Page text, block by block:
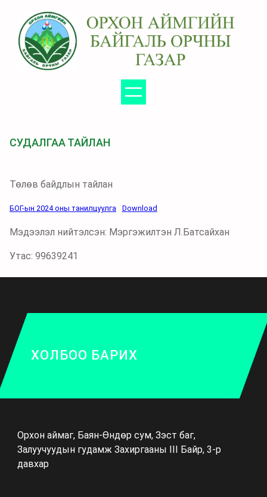
алгасах
СУДАЛГАА ТАЙЛАН
Төлөв байдлын тайлан
БОГ-ын 2024 оны танилцуулга Download
Мэдээлэл нийтэлсэн: Мэргэжилтэн Л.Батсайхан
Утас: 99639241
ХОЛБОО БАРИХ
Орхон аймаг, Баян-Өндөр сум, Зэст баг,
Залуучуудын гудамж Захиргааны III Байр, 3-р
давхар